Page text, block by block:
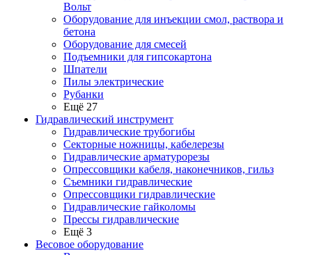
Вольт
Оборудование для инъекции смол, раствора и
бетона
Оборудование для смесей
Подъемники для гипсокартона
Шпатели
Пилы электрические
Рубанки
Ещё 27
Гидравлический инструмент
Гидравлические трубогибы
Секторные ножницы, кабелерезы
Гидравлические арматурорезы
Опрессовщики кабеля, наконечников, гильз
Съемники гидравлические
Опрессовщики гидравлические
Гидравлические гайколомы
Прессы гидравлические
Ещё 3
Весовое оборудование